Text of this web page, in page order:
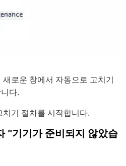
로운 창에서 자동으로 고치기
다.
기 절차를 시작합니다.
"기기가 준비되지 않았습